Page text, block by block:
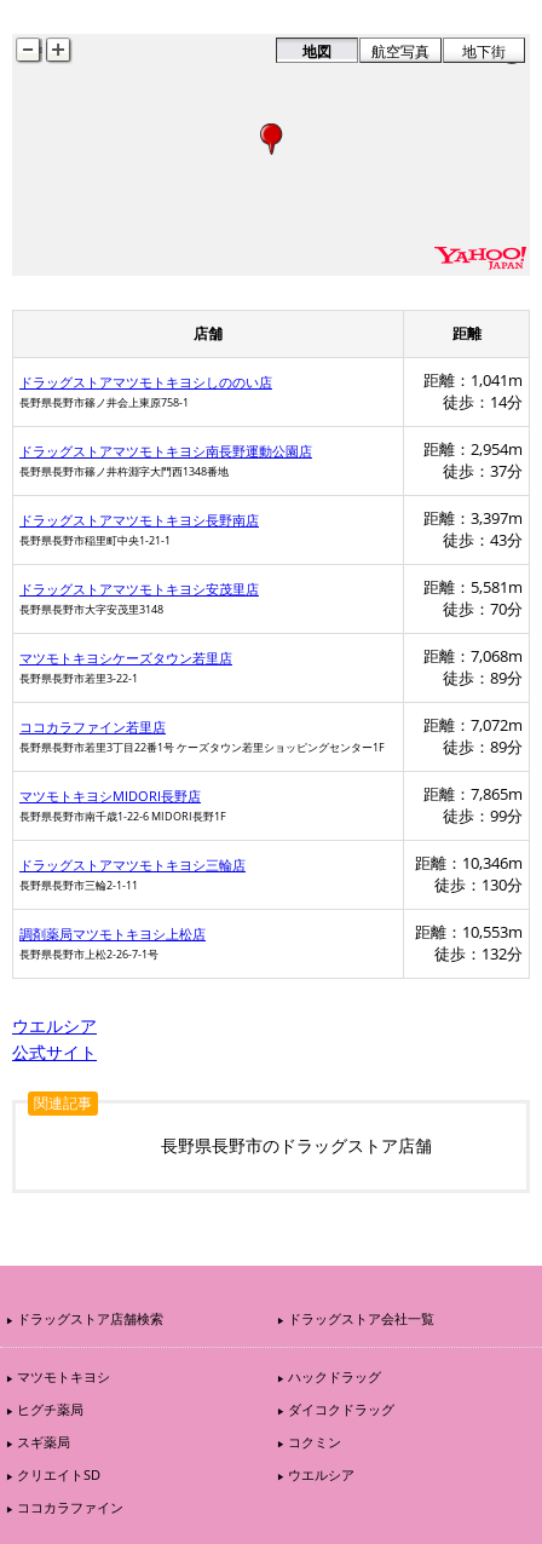
地図 航空写真 地下街
店舗 距離
ドラッグストアマツモトキヨシしののい店
長野県長野市篠ノ井会上東原758-1
距離：1,041m
徒歩：14分
ドラッグストアマツモトキヨシ南長野運動公園店
長野県長野市篠ノ井杵淵字大門西1348番地
距離：2,954m
徒歩：37分
ドラッグストアマツモトキヨシ長野南店
長野県長野市稲里町中央1-21-1
距離：3,397m
徒歩：43分
ドラッグストアマツモトキヨシ安茂里店
長野県長野市大字安茂里3148
距離：5,581m
徒歩：70分
マツモトキヨシケーズタウン若里店
長野県長野市若里3-22-1
距離：7,068m
徒歩：89分
ココカラファイン若里店
長野県長野市若里3丁目22番1号 ケーズタウン若里ショッピングセンター1F
距離：7,072m
徒歩：89分
マツモトキヨシMIDORI長野店
長野県長野市南千歳1-22-6 MIDORI長野1F
距離：7,865m
徒歩：99分
ドラッグストアマツモトキヨシ三輪店
長野県長野市三輪2-1-11
距離：10,346m
徒歩：130分
調剤薬局マツモトキヨシ上松店
長野県長野市上松2-26-7-1号
距離：10,553m
徒歩：132分
ウエルシア
公式サイト
関連記事
長野県長野市のドラッグストア店舗
ドラッグストア店舗検索 ドラッグストア会社一覧
マツモトキヨシ
ハックドラッグ
ヒグチ薬局
ダイコクドラッグ
スギ薬局
コクミン
クリエイトSD
ウエルシア
ココカラファイン